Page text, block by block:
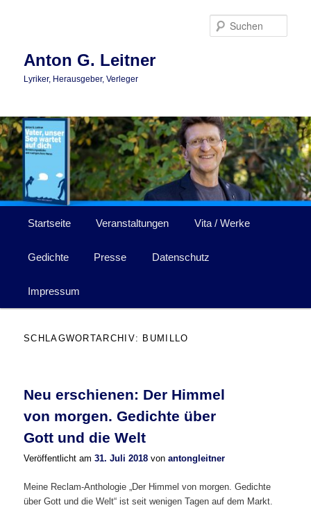
Anton G. Leitner
Lyriker, Herausgeber, Verleger
Startseite Veranstaltungen Vita / Werke
Gedichte Presse Datenschutz
Impressum
SCHLAGWORTARCHIV: BUMILLO
Neu erschienen: Der Himmel
von morgen. Gedichte über
Gott und die Welt
Veröffentlicht am31. Juli 2018 vonantongleitner
Meine Reclam-Anthologie „Der Himmel von morgen. Gedichte
über Gott und die Welt“ ist seit wenigen Tagen auf dem Markt.